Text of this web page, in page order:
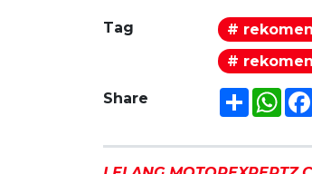
Tag #
#
Share Share